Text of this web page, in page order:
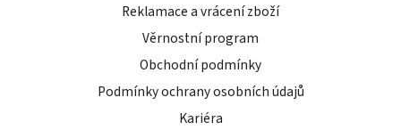
Reklamace a vrácení zboží
Věrnostní program
Obchodní podmínky
Podmínky ochrany osobních údajů
Kariéra